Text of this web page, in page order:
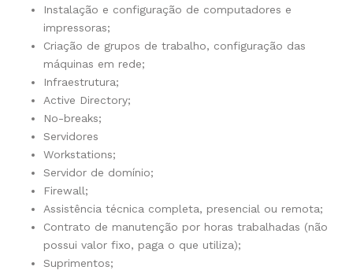
Instalação e configuração de computadores e
impressoras;
Criação de grupos de trabalho, configuração das
máquinas em rede;
Infraestrutura;
Active Directory;
No-breaks;
Servidores
Workstations;
Servidor de domínio;
Firewall;
Assistência técnica completa, presencial ou remota;
Contrato de manutenção por horas trabalhadas (não
possui valor fixo, paga o que utiliza);
Suprimentos;